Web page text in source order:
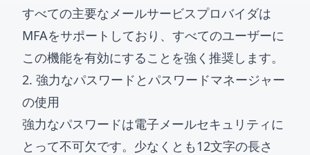
すべての主要なメールサービスプロバイダは
MFAをサポートしており、すべてのユーザーに
この機能を有効にすることを強く推奨します。
2. 強力なパスワードとパスワードマネージャー
の使用
強力なパスワードは電子メールセキュリティに
とって不可欠です。少なくとも12文字の長さ